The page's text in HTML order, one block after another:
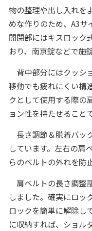
物の整理や出し入れを
めな作りのため、A3サ
開閉部にはキスロック
おり、南京錠などで施
背中部分にはクッシ
移動でも疲れにくい構
クとして使用する際の
ョン性を持たせること
長さ調節＆脱着バッ
しています。左右の肩
らのベルトの外れを防
肩ベルトの長さ調整
しました。確実にロッ
ロックを簡単に解除し
に収納すれば、ショル